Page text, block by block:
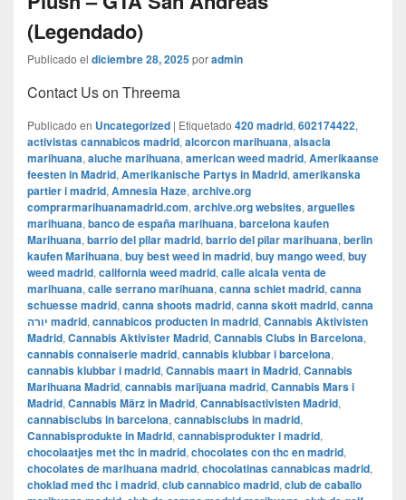
(Legendado)
Publicado el diciembre 28, 2025poradmin
Contact Us on Threema
Publicado en Uncategorized | Etiquetado 420 madrid, 602174422,
activistas cannabicos madrid, alcorcon marihuana, alsacia
marihuana, aluche marihuana, american weed madrid, Amerikaanse
feesten in Madrid, Amerikanische Partys in Madrid, amerikanska
partier i madrid, Amnesia Haze, archive.org
comprarmarihuanamadrid.com, archive.org websites, arguelles
marihuana, banco de españa marihuana, barcelona kaufen
Marihuana, barrio del pilar madrid, barrio del pilar marihuana, berlin
kaufen Marihuana, buy best weed in madrid, buy mango weed, buy
weed madrid, california weed madrid, calle alcala venta de
marihuana, calle serrano marihuana, canna schiet madrid, canna
schuesse madrid, canna shoots madrid, canna skott madrid, canna
יורה madrid, cannabicos producten in madrid, Cannabis Aktivisten
Madrid, Cannabis Aktivister Madrid, Cannabis Clubs in Barcelona,
cannabis connaiserie madrid, cannabis klubbar i barcelona,
cannabis klubbar i madrid, Cannabis maart in Madrid, Cannabis
Marihuana Madrid, cannabis marijuana madrid, Cannabis Mars i
Madrid, Cannabis März in Madrid, Cannabisactivisten Madrid,
cannabisclubs in barcelona, cannabisclubs in madrid,
Cannabisprodukte in Madrid, cannabisprodukter i madrid,
chocolaatjes met thc in madrid, chocolates con thc en madrid,
chocolates de marihuana madrid, chocolatinas cannabicas madrid,
choklad med thc i madrid, club cannabico madrid, club de caballo